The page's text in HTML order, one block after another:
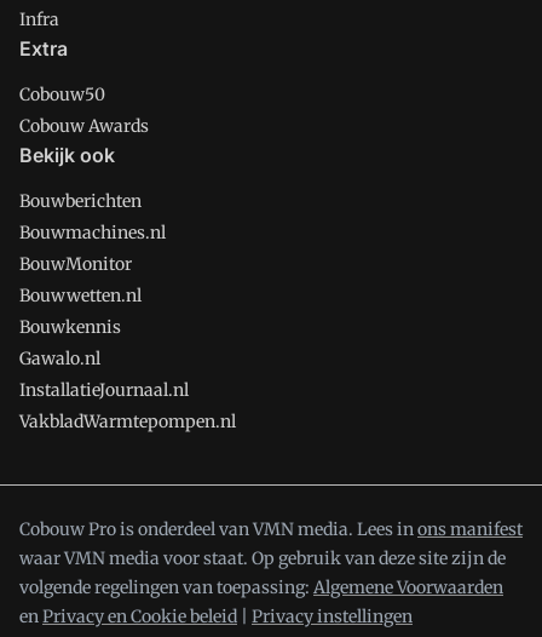
Infra
Extra
Cobouw50
Cobouw Awards
Bekijk ook
Bouwberichten
Bouwmachines.nl
BouwMonitor
Bouwwetten.nl
Bouwkennis
Gawalo.nl
InstallatieJournaal.nl
VakbladWarmtepompen.nl
Cobouw Pro is onderdeel van VMN media. Lees inons manifest
waar VMN media voor staat. Op gebruik van deze site zijn de
volgende regelingen van toepassing: Algemene Voorwaarden
enPrivacy en Cookie beleid Privacy instellingen